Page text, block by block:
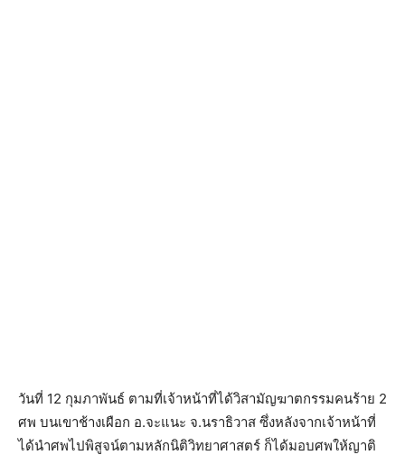
วันที่ 12 กุมภาพันธ์ ตามที่เจ้าหน้าที่ได้วิสามัญฆาตกรรมคนร้าย 2
ศพ บนเขาช้างเผือก อ.จะแนะ จ.นราธิวาส ซึ่งหลังจากเจ้าหน้าที่
ได้นำศพไปพิสูจน์ตามหลักนิติวิทยาศาสตร์ ก็ได้มอบศพให้ญาติ